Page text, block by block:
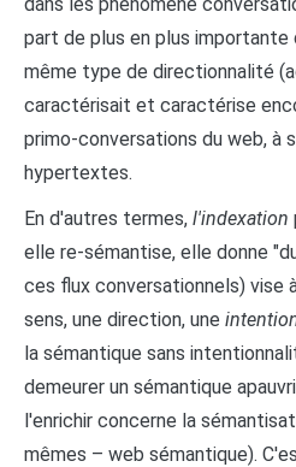
part de plus en plus importante
même type de directionnalité
caractérisait et caractérise
primo-conversations du web, à
hypertextes.
En d'autres termes, l'indexation
elle re-sémantise, elle donne
ces flux conversationnels) vise
sens, une direction, une
la sémantique sans
demeurer un sémantique
l'enrichir concerne la
mêmes – web sémantique).